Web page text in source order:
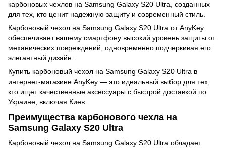
карбоновых чехлов на Samsung Galaxy S20 Ultra, созданных
для тех, кто ценит надежную защиту и современный стиль.
Карбоновый чехол на Samsung Galaxy S20 Ultra от AnyKey
обеспечивает вашему смартфону высокий уровень защиты от
механических повреждений, одновременно подчеркивая его
элегантный дизайн.
Купить карбоновый чехол на Samsung Galaxy S20 Ultra в
интернет-магазине AnyKey — это идеальный выбор для тех,
кто ищет качественные аксессуары с быстрой доставкой по
Украине, включая Киев.
Преимущества карбонового чехла на
Samsung Galaxy S20 Ultra
Карбоновый чехол на Samsung Galaxy S20 Ultra обладает